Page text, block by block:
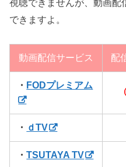
視聴できませんが、動画配
できますよ。
動画配信サービス 配
・ FODプレミアム
・ ｄTV
・TSUTAYA TV